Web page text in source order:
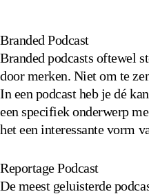
Branded Podcast
Branded podcasts oftewel
door merken. Niet om te
In een podcast heb je dé
een specifiek onderwerp
het een interessante vorm
Reportage Podcast
De meest geluisterde